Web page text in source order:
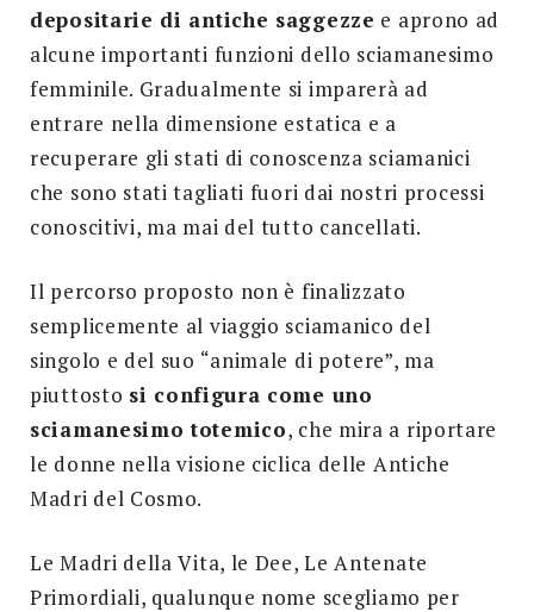
depositarie di antiche saggezze e aprono ad
alcune importanti funzioni dello sciamanesimo
femminile. Gradualmente si imparerà ad
entrare nella dimensione estatica e a
recuperare gli stati di conoscenza sciamanici
che sono stati tagliati fuori dai nostri processi
conoscitivi, ma mai del tutto cancellati.
Il percorso proposto non è finalizzato
semplicemente al viaggio sciamanico del
singolo e del suo “animale di potere”, ma
piuttosto si configura come uno
sciamanesimo totemico, che mira a riportare
le donne nella visione ciclica delle Antiche
Madri del Cosmo.
Le Madri della Vita, le Dee, Le Antenate
Primordiali, qualunque nome scegliamo per